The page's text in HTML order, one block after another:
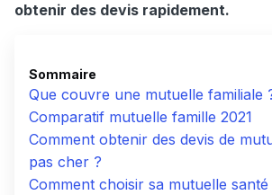
obtenir des devis rapidement.
Sommaire
Que couvre une mutuelle familiale
Comparatif mutuelle famille 2021
Comment obtenir des devis de
pas cher ?
Comment choisir sa mutuelle santé